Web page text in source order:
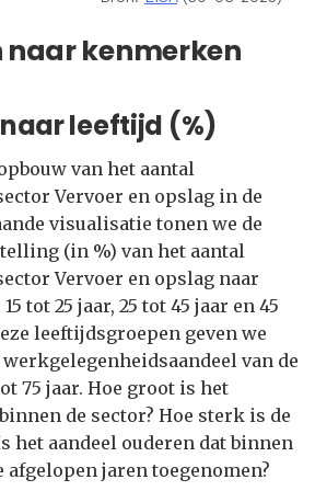
naar kenmerken
leeftijd (%)
van het aantal
Vervoer en opslag in de
visualisatie tonen we de
(in %) van het aantal
Vervoer en opslag naar
tot 25 jaar, 25 tot 45 jaar en 45
leeftijdsgroepen geven we
van de
75 jaar. Hoe groot is het
de sector? Hoe sterk is de
het aandeel ouderen dat binnen
afgelopen jaren toegenomen?